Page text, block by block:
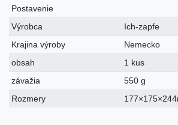
Postavenie
Výrobca
Ich-zapfe
Krajina výroby
Nemecko
obsah
1 kus
závažia
550 g
Rozmery